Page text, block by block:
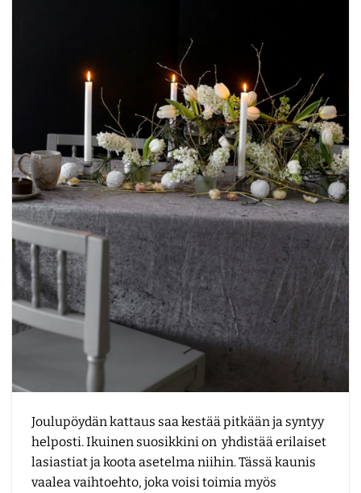
Joulupöydän kattaus saa kestää pitkään ja syntyy
helposti. Ikuinen suosikkini on yhdistää erilaiset
lasiastiat ja koota asetelma niihin. Tässä kaunis
vaalea vaihtoehto, joka voisi toimia myös